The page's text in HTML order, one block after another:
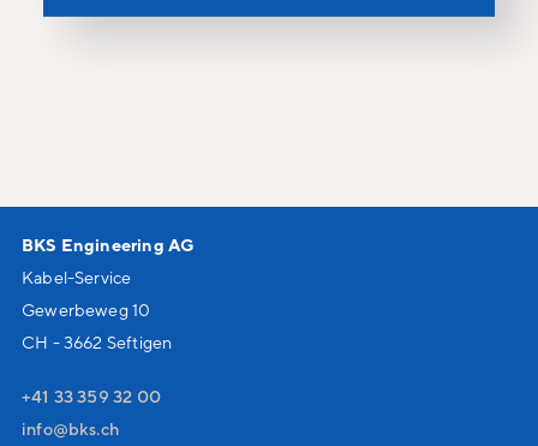
BKS Engineering AG
Kabel-Service
Gewerbeweg 10
CH - 3662 Seftigen
+41 33 359 32 00
nf
bks ch